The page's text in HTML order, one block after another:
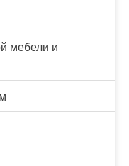
мебели и